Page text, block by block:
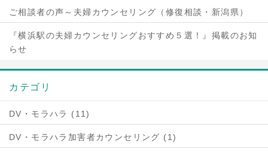
ご相談者の声～夫婦カウンセリング（修復相談・新潟県）
『横浜駅の夫婦カウンセリングおすすめ５選！』掲載のお知
らせ
カテゴリ
DV・モラハラ (11)
DV・モラハラ加害者カウンセリング (1)